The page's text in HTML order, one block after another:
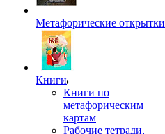
Метафорические открытки
Книги
Книги по
метафорическим
картам
Рабочие тетради,